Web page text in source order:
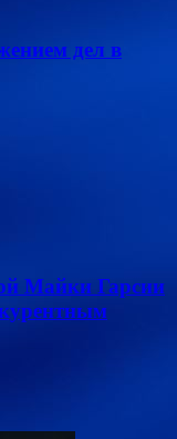
дел в
Майки Гарсии